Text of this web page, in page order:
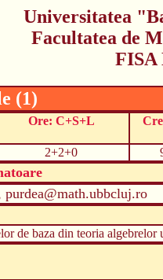
Universitatea
Facultatea de
FISA
(1)
Ore: C+S+L
2+2+0
de baza din teoria algebrelor